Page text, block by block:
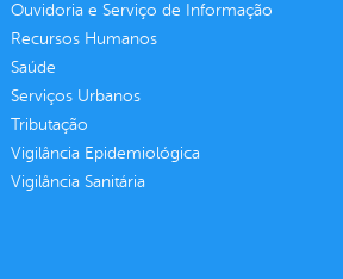
Ouvidoria e Serviço de Informação
Recursos Humanos
Saúde
Serviços Urbanos
Tributação
Vigilância Epidemiológica
Vigilância Sanitária